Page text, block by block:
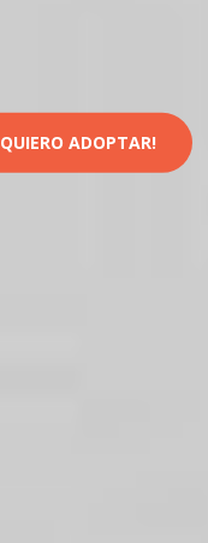
QUIERO ADOPTAR!